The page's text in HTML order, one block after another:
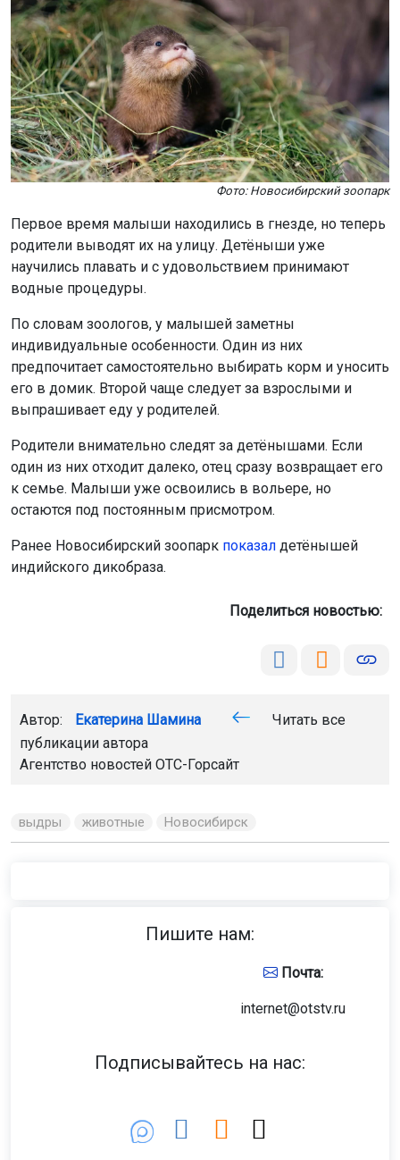
Фото: Новосибирский зоопарк
Первое время малыши находились в гнезде, но теперь
родители выводят их на улицу. Детёныши уже
научились плавать и с удовольствием принимают
водные процедуры.
По словам зоологов, у малышей заметны
индивидуальные особенности. Один из них
предпочитает самостоятельно выбирать корм и уносить
его в домик. Второй чаще следует за взрослыми и
выпрашивает еду у родителей.
Родители внимательно следят за детёнышами. Если
один из них отходит далеко, отец сразу возвращает его
к семье. Малыши уже освоились в вольере, но
остаются под постоянным присмотром.
Ранее Новосибирский зоопарк показал детёнышей
индийского дикобраза.
Поделиться новостью:
Автор: Екатерина Шамина
Читать все
публикации автора
Агентство новостей ОТС-Горсайт
выдры животные Новосибирск
Пишите нам:
Почта:
internet@otstv.ru
Подписывайтесь на нас: